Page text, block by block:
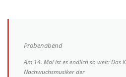
Probenabend
Am 14. Mai ist es endlich so weit: Das
Nachwuchsmusiker der